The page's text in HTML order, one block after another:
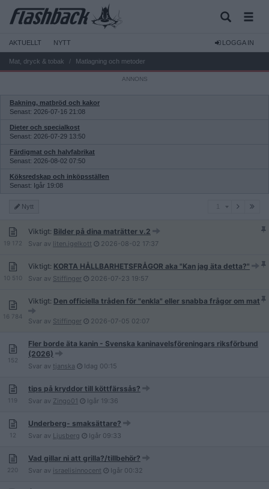
AKTUELLT NYTT LOGGA IN
Mat, dryck & tobak Matlagning och metoder
Bakning, matbröd och kakor
Senast: 2026-07-16 21:08
Dieter och specialkost
Senast: 2026-07-29 13:50
Färdigmat och halvfabrikat
Senast: 2026-08-02 07:50
Köksredskap och inköpsställen
Senast: Igår 19:08
Nytt
19 172
Viktigt: Bilder på dina maträtter v.2
Svar av liten.igelkott 2026-08-02 17:37
10 510
Viktigt: KORTA HÅLLBARHETSFRÅGOR aka "Kan jag äta detta?"
Svar av Stiffinger 2026-07-23 19:57
16 784
Viktigt: Den officiella tråden för "enkla" eller snabba frågor om mat
Svar av Stiffinger 2026-07-05 02:07
152
Fler borde äta kanin - Svenska kaninavelsföreningars riksförbund
(2026)
Svar av tjanska Idag 00:15
119
tips på kryddor till köttfärssås?
Svar av Zingo01 Igår 19:36
12
Underberg- smaksättare?
Svar av Ljusberg Igår 09:33
220
Vad gillar ni att grilla?/tillbehör?
Svar av israelisinnocent Igår 00:32